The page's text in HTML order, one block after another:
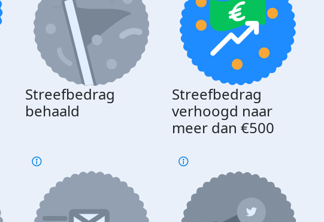
Streefbedrag
behaald
Streefbedrag
verhoogd naar
meer dan €500